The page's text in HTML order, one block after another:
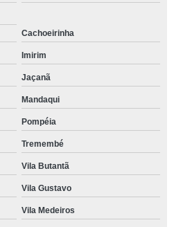
Cachoeirinha
Imirim
Jaçanã
Mandaqui
Pompéia
Tremembé
Vila Butantã
Vila Gustavo
Vila Medeiros